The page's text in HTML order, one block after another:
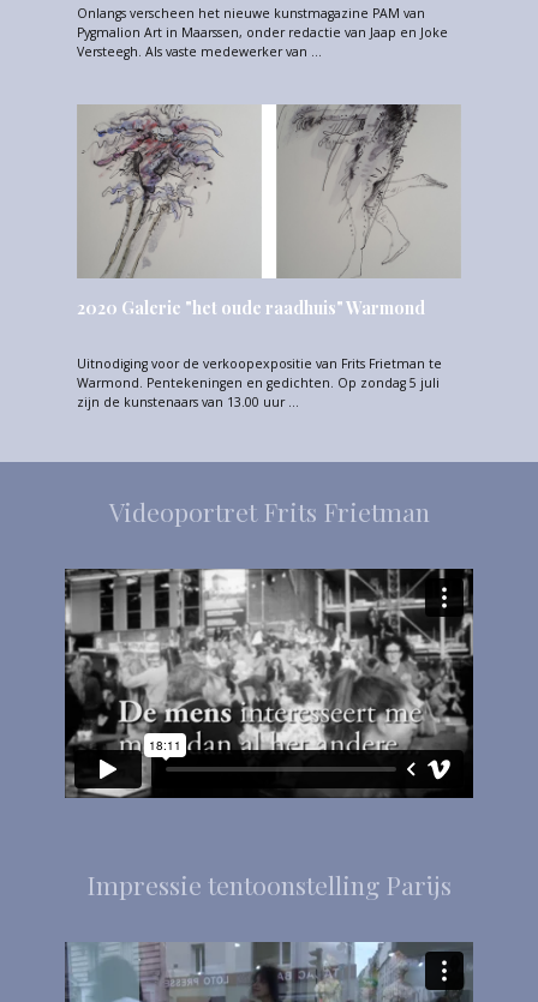
Onlangs verscheen het nieuwe kunstmagazine PAM van
Pygmalion Art in Maarssen, onder redactie van Jaap en Joke
Versteegh. Als vaste medewerker van …
2020 Galerie "het oude raadhuis" Warmond
Uitnodiging voor de verkoopexpositie van Frits Frietman te
Warmond. Pentekeningen en gedichten. Op zondag 5 juli
zijn de kunstenaars van 13.00 uur …
Videoportret Frits Frietman
Impressie tentoonstelling Parijs